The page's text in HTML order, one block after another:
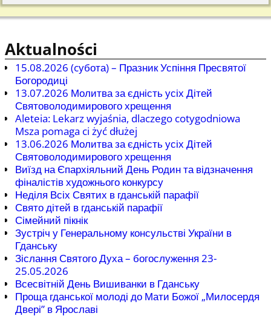
Aktualności
15.08.2026 (cубота) – Празник Успіння Пресвятої
Богородиці
13.07.2026 Молитва за єдність усіх Дітей
Святоволодимирового хрещення
Aleteia: Lekarz wyjaśnia, dlaczego cotygodniowa
Msza pomaga ci żyć dłużej
13.06.2026 Молитва за єдність усіх Дітей
Святоволодимирового хрещення
Виїзд на Єпархіяльний День Родин та відзначення
фіналістів художнього конкурсу
Неділя Всіх Святих в гданській парафії
Свято дітей в гданській парафії
Сімейний пікнік
Зустріч у Генеральному консульстві України в
Гданську
Зіслання Святого Духа – богослуження 23-
25.05.2026
Всесвітній День Вишиванки в Гданську
Проща гданської молоді до Мати Божої „Милосердя
Двері” в Ярославі